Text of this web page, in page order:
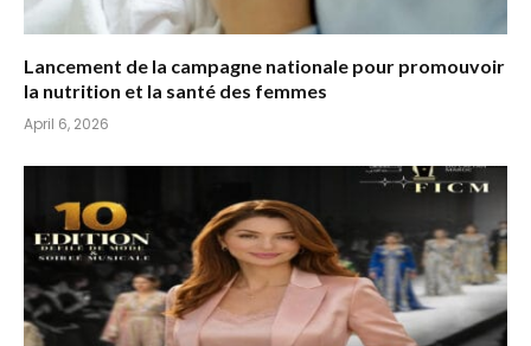
Lancement de la campagne nationale pour promouvoir
la nutrition et la santé des femmes
April 6, 2026